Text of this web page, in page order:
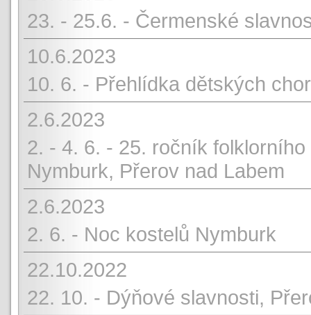
23. - 25.6. - Čermenské
10.6.2023
10. 6. - Přehlídka dětských
2.6.2023
2. - 4. 6. - 25. ročník
Nymburk, Přerov nad Labem
2.6.2023
2. 6. - Noc kostelů Nymburk
22.10.2022
22. 10. - Dýňové slavnosti,